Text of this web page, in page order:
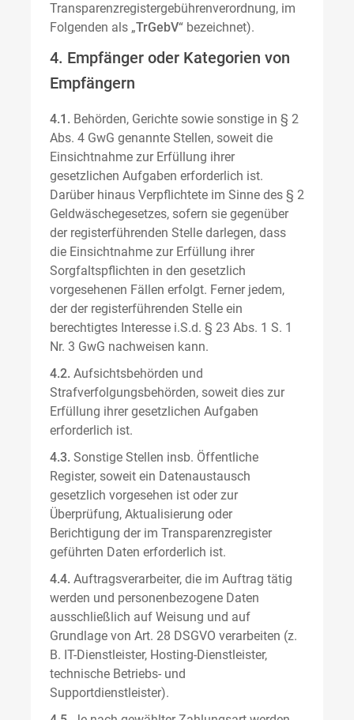
Transparenzregistergebührenverordnung, im
Folgenden als „TrGebV“ bezeichnet).
4. Empfänger oder Kategorien von
Empfängern
4.1. Behörden, Gerichte sowie sonstige in § 2
Abs. 4 GwG genannte Stellen, soweit die
Einsichtnahme zur Erfüllung ihrer
gesetzlichen Aufgaben erforderlich ist.
Darüber hinaus Verpflichtete im Sinne des § 2
Geldwäschegesetzes, sofern sie gegenüber
der registerführenden Stelle darlegen, dass
die Einsichtnahme zur Erfüllung ihrer
Sorgfaltspflichten in den gesetzlich
vorgesehenen Fällen erfolgt. Ferner jedem,
der der registerführenden Stelle ein
berechtigtes Interesse i.S.d. § 23 Abs. 1 S. 1
Nr. 3 GwG nachweisen kann.
4.2. Aufsichtsbehörden und
Strafverfolgungsbehörden, soweit dies zur
Erfüllung ihrer gesetzlichen Aufgaben
erforderlich ist.
4.3. Sonstige Stellen insb. Öffentliche
Register, soweit ein Datenaustausch
gesetzlich vorgesehen ist oder zur
Überprüfung, Aktualisierung oder
Berichtigung der im Transparenzregister
geführten Daten erforderlich ist.
4.4. Auftragsverarbeiter, die im Auftrag tätig
werden und personenbezogene Daten
ausschließlich auf Weisung und auf
Grundlage von Art. 28 DSGVO verarbeiten (z.
B. IT-Dienstleister, Hosting-Dienstleister,
technische Betriebs- und
Supportdienstleister).